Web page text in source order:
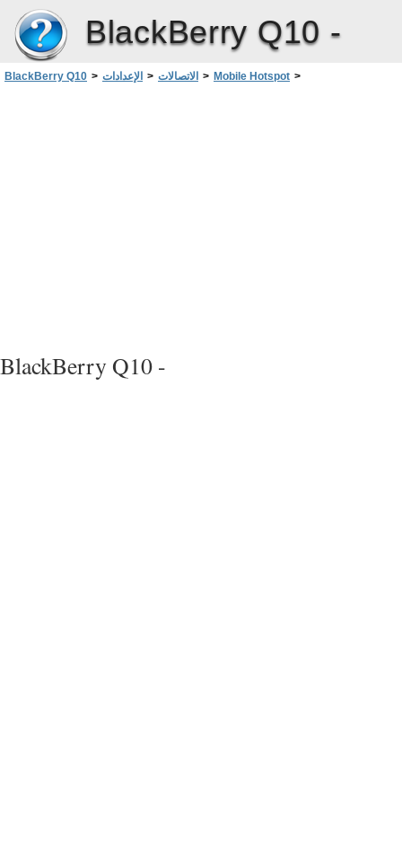
BlackBerry Q10 -
BlackBerry Q10 > الإعدادات > الاتصالات > Mobile Hotspot >
BlackBerry Q10 -